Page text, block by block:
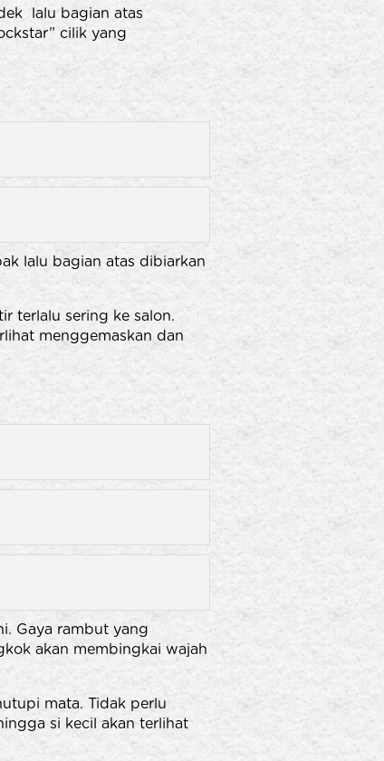
lalu bagian atas
cilik yang
lalu bagian atas dibiarkan
terlalu sering ke salon.
menggemaskan dan
Gaya rambut yang
akan membingkai wajah
mata. Tidak perlu
si kecil akan terlihat